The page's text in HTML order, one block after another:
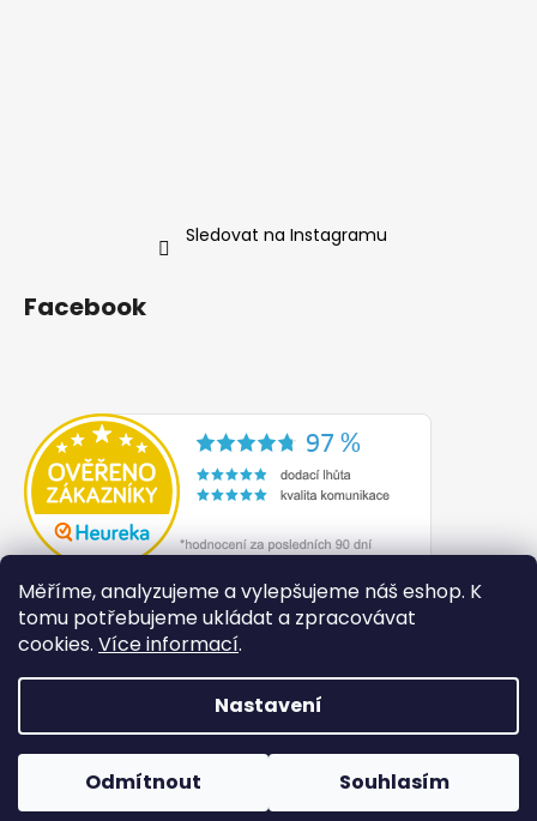
Měříme, analyzujeme a vylepšujeme náš eshop. K
tomu potřebujeme ukládat a zpracovávat
cookies. Více informací.
Nastavení
Odmítnout Souhlasím
Sledovat na Instagramu
Facebook
Vytvořil Shoptet
Copyright 2026Lilité . Všechna práva vyhrazena.